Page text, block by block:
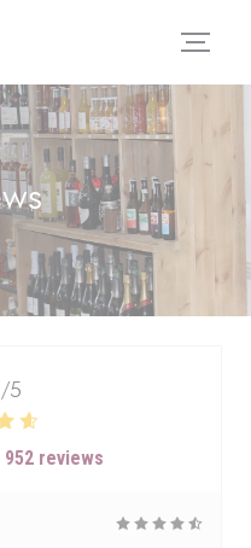
/5
952 reviews